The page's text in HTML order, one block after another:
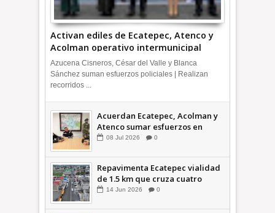
Activan ediles de Ecatepec, Atenco y
Acolman operativo intermunicipal
Azucena Cisneros, César del Valle y Blanca
Sánchez suman esfuerzos policiales | Realizan
recorridos ...
Acuerdan Ecatepec, Acolman y
Atenco sumar esfuerzos en
seguridad
08 Jul 2026 0
Repavimenta Ecatepec vialidad
de 1.5 km que cruza cuatro
comunidades +Video
14 Jun 2026 0